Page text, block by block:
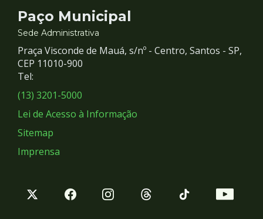
Contato
e
Redes
Sociais
Paço Municipal
Sede Administrativa
Praça Visconde de Mauá, s/nº - Centro, Santos - SP,
CEP 11010-900
Tel:
(13) 3201-5000
Lei de Acesso à Informação
Sitemap
Imprensa